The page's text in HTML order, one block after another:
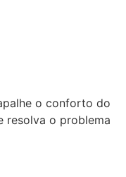
o conforto do
resolva o problema